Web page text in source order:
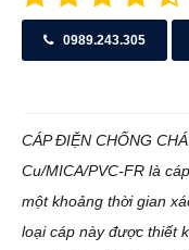
Chính sách
0989.243.305
CÁP ĐIỆN CHỐNG
Cu/MICA/PVC-FR là
một khoảng thời gian
loại cáp này được thiết